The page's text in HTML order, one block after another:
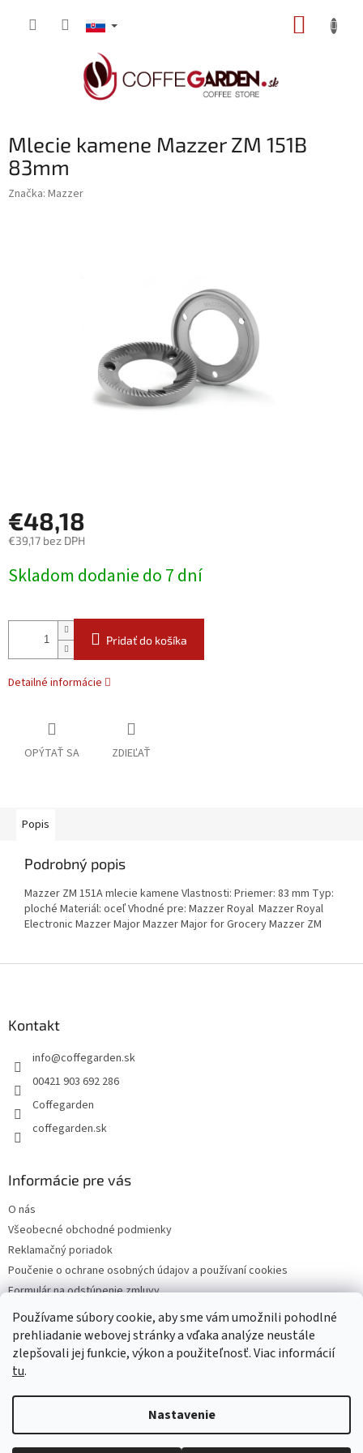
Používame súbory cookie, aby sme vám umožnili pohodlné
prehliadanie webovej stránky a vďaka analýze neustále
zlepšovali jej funkcie, výkon a použiteľnosť. Viac informácií
tu.
Nastavenie
Mlecie kamene Mazzer ZM 151B
83mm
Značka: Mazzer
€48,18
€39,17 bez DPH
cena:
Skladom dodanie do 7 dní
Pridať do košíka
Detailné informácie
OPÝTAŤ SA ZDIEĽAŤ
Popis
Podrobný popis
Mazzer ZM 151A mlecie kamene Vlastnosti: Priemer: 83 mm Typ:
ploché Materiál: oceľ Vhodné pre: Mazzer Royal Mazzer Royal
Electronic Mazzer Major Mazzer Major for Grocery Mazzer ZM
Kontakt
info@coffegarden.sk
00421 903 692 286
Coffegarden
coffegarden.sk
Informácie pre vás
O nás
Všeobecné obchodné podmienky
Reklamačný poriadok
Poučenie o ochrane osobných údajov a používaní cookies
Formulár na odstúpenie zmluvy
Reklamačný formulár
Kontakty